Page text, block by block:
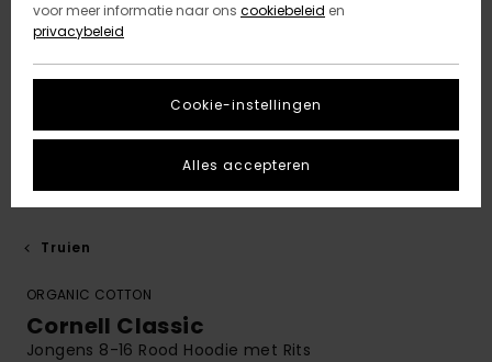
Truien
ORGANIC COTTON
Cornell Classic
Jongens 8-16 Rood Hoodie met Rits
voor meer informatie naar ons cookiebeleid en
privacybeleid
Cookie-instellingen
Alles accepteren